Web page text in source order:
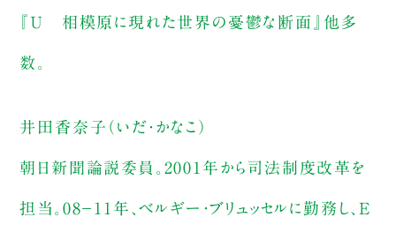
『Ｕ 相模原に現れた世界の憂鬱な断面』他多
数。
井田香奈子（いだ・かなこ）
朝日新聞論説委員。2001年から司法制度改革を
担当。08−11年、ベルギー・ブリュッセルに勤務し、E